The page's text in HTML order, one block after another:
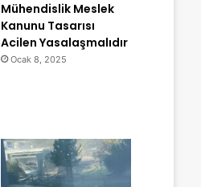
Mühendislik Meslek
Kanunu Tasarısı
Acilen Yasalaşmalıdır
Ocak 8, 2025